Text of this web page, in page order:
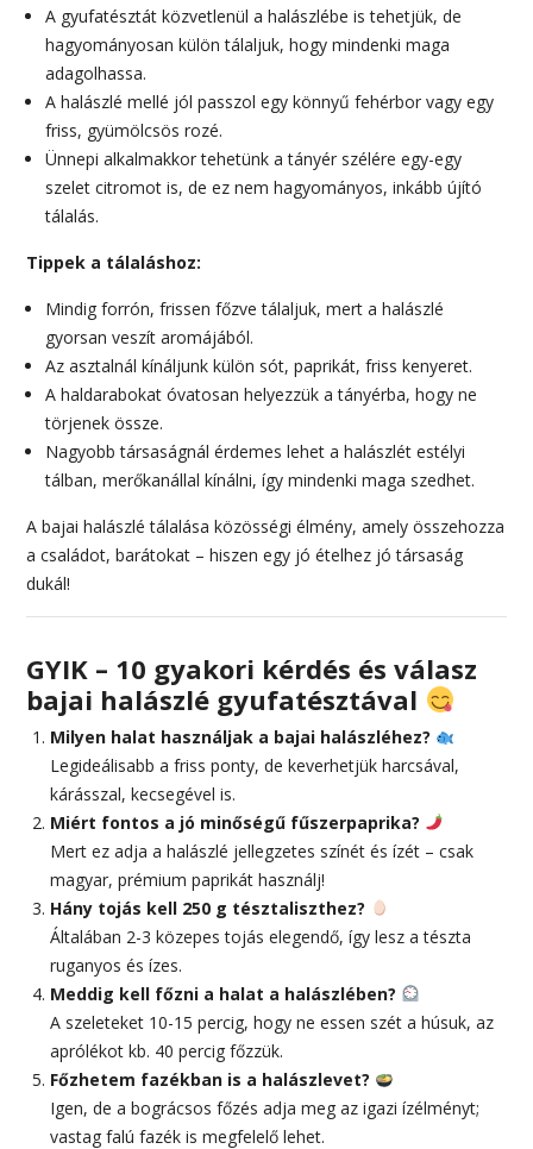
A gyufatésztát közvetlenül a halászlébe is tehetjük, de
hagyományosan külön tálaljuk, hogy mindenki maga
adagolhassa.
A halászlé mellé jól passzol egy könnyű fehérbor vagy egy
friss, gyümölcsös rozé.
Ünnepi alkalmakkor tehetünk a tányér szélére egy-egy
szelet citromot is, de ez nem hagyományos, inkább újító
tálalás.
Tippek a tálaláshoz:
Mindig forrón, frissen főzve tálaljuk, mert a halászlé
gyorsan veszít aromájából.
Az asztalnál kínáljunk külön sót, paprikát, friss kenyeret.
A haldarabokat óvatosan helyezzük a tányérba, hogy ne
törjenek össze.
Nagyobb társaságnál érdemes lehet a halászlét estélyi
tálban, merőkanállal kínálni, így mindenki maga szedhet.
A bajai halászlé tálalása közösségi élmény, amely összehozza
a családot, barátokat – hiszen egy jó ételhez jó társaság
dukál!
GYIK – 10 gyakori kérdés és válasz
bajai halászlé gyufatésztával
Milyen halat használjak a bajai halászléhez?
Legideálisabb a friss ponty, de keverhetjük harcsával,
kárásszal, kecsegével is.
Miért fontos a jó minőségű fűszerpaprika?
Mert ez adja a halászlé jellegzetes színét és ízét – csak
magyar, prémium paprikát használj!
Hány tojás kell 250 g tésztaliszthez?
Általában 2-3 közepes tojás elegendő, így lesz a tészta
ruganyos és ízes.
Meddig kell főzni a halat a halászlében?
A szeleteket 10-15 percig, hogy ne essen szét a húsuk, az
aprólékot kb. 40 percig főzzük.
Főzhetem fazékban is a halászlevet?
Igen, de a bográcsos főzés adja meg az igazi ízélményt;
vastag falú fazék is megfelelő lehet.